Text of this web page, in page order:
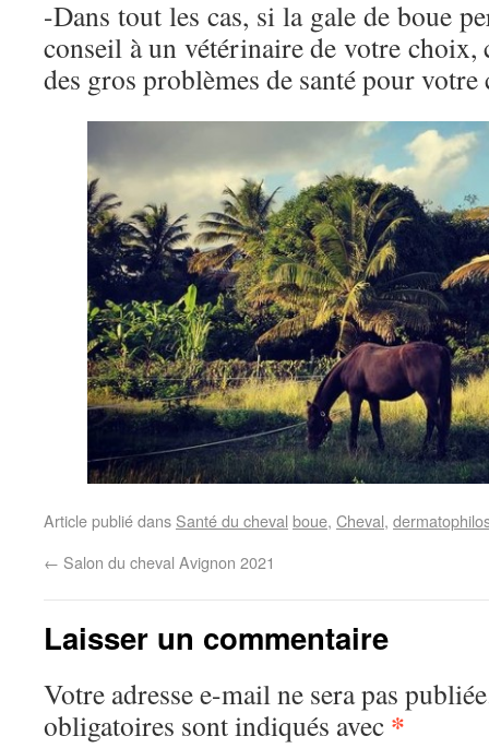
-Dans tout les cas, si la gale de boue
conseil à un vétérinaire de votre choix,
des gros problèmes de santé pour
Article publié dans Santé du cheval boue, Cheval,
← Salon du cheval Avignon 2021
Laisser un commentaire
Votre adresse e-mail ne sera pas
obligatoires sont indiqués avec *